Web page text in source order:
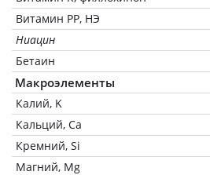
Витамин РР, НЭ
Ниацин
Бетаин
Макроэлементы
Калий, K
Кальций, Ca
Кремний, Si
Магний, Mg